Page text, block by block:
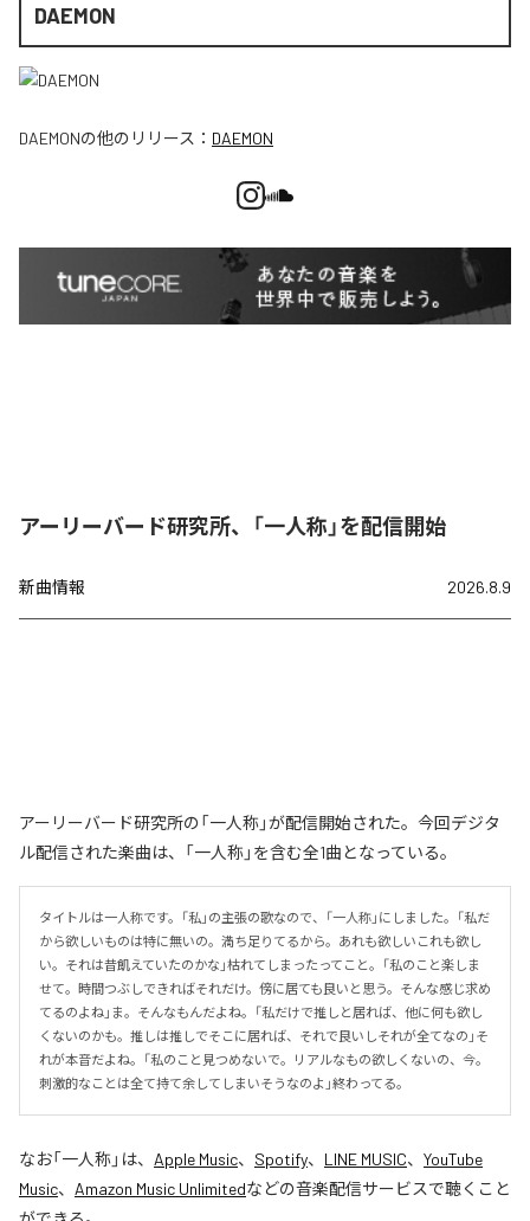
DAEMON
DAEMONの他のリリース： DAEMON
アーリーバード研究所、「一人称」を配信開始
新曲情報 2026.8.9
アーリーバード研究所の「一人称」が配信開始された。今回デジタ
ル配信された楽曲は、「一人称」を含む全1曲となっている。
タイトルは一人称です。「私」の主張の歌なので、「一人称」にしました。「私だ
から欲しいものは特に無いの。満ち足りてるから。あれも欲しいこれも欲し
い。それは昔飢えていたのかな」枯れてしまったってこと。「私のこと楽しま
せて。時間つぶしできればそれだけ。傍に居ても良いと思う。そんな感じ求め
てるのよね」ま。そんなもんだよね。「私だけで推しと居れば、他に何も欲し
くないのかも。推しは推しでそこに居れば、それで良いしそれが全てなの」そ
れが本音だよね。「私のこと見つめないで。リアルなもの欲しくないの、今。
刺激的なことは全て持て余してしまいそうなのよ」終わってる。
なお「一人称」は、 Apple Music、 Spotify、 LINE MUSIC、 YouTube
Music、 Amazon Music Unlimitedなどの音楽配信サービスで聴くこと